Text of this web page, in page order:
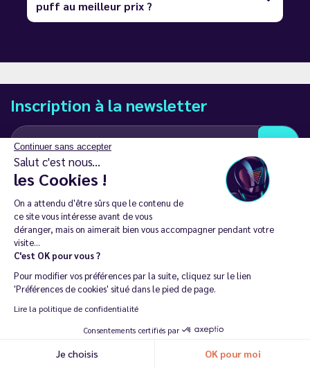
Continuer sans accepter
Salut c'est nous...
les Cookies !
On a attendu d'être sûrs que le contenu de
ce site vous intéresse avant de vous
déranger, mais on aimerait bien vous accompagner pendant votre
visite...
C'est OK pour vous ?
Pour modifier vos préférences par la suite, cliquez sur le lien
'Préférences de cookies' situé dans le pied de page.
Lire la politique de confidentialité
Consentements certifiés par
Je choisis OK pour moi
puff au meilleur prix ?
Inscription à la newsletter
J’accepte de recevoir des communications e-mail et SMS de la part de
LD Groupe
Restez en contact
18 ans. 🔞
Recommander ma dernière commande